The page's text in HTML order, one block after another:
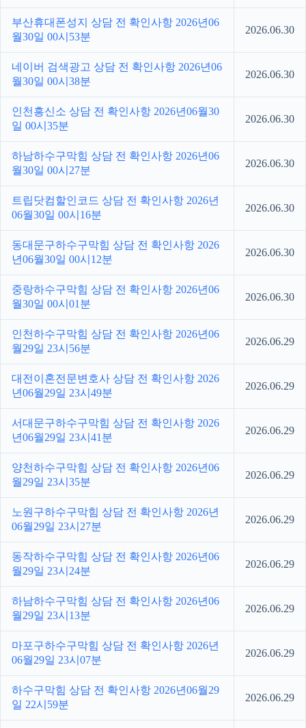
부산휴대폰성지 상담 전 확인사항 2026년06
월30일 00시53분
2026.06.30
네이버 검색광고 상담 전 확인사항 2026년06
월30일 00시38분
2026.06.30
인천흥신소 상담 전 확인사항 2026년06월30
일 00시35분
2026.06.30
하남하수구막힘 상담 전 확인사항 2026년06
월30일 00시27분
2026.06.30
트립닷컴할인코드 상담 전 확인사항 2026년
06월30일 00시16분
2026.06.30
동대문구하수구막힘 상담 전 확인사항 2026
년06월30일 00시12분
2026.06.30
중랑하수구막힘 상담 전 확인사항 2026년06
월30일 00시01분
2026.06.30
인천하수구막힘 상담 전 확인사항 2026년06
월29일 23시56분
2026.06.29
대전이혼전문변호사 상담 전 확인사항 2026
년06월29일 23시49분
2026.06.29
서대문구하수구막힘 상담 전 확인사항 2026
년06월29일 23시41분
2026.06.29
양천하수구막힘 상담 전 확인사항 2026년06
월29일 23시35분
2026.06.29
노원구하수구막힘 상담 전 확인사항 2026년
06월29일 23시27분
2026.06.29
동작하수구막힘 상담 전 확인사항 2026년06
월29일 23시24분
2026.06.29
하남하수구막힘 상담 전 확인사항 2026년06
월29일 23시13분
2026.06.29
마포구하수구막힘 상담 전 확인사항 2026년
06월29일 23시07분
2026.06.29
하수구막힘 상담 전 확인사항 2026년06월29
일 22시59분
2026.06.29